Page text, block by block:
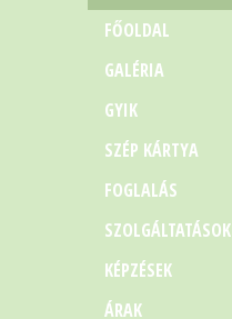
FŐOLDAL
GALÉRIA
GYIK
SZÉP KÁRTYA
FOGLALÁS
SZOLGÁLTATÁSOK
KÉPZÉSEK
ÁRAK